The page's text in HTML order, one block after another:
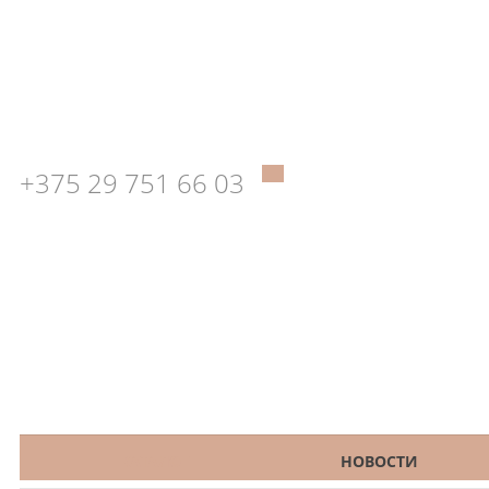
+375 29 751 66 03
НОВОСТИ